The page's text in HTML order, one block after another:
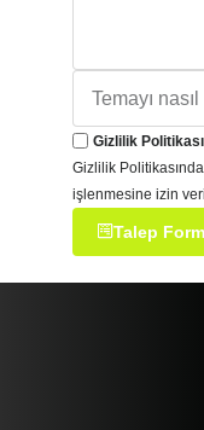
Gizlilik
Gizlilik
işlenmesine izin
Talep